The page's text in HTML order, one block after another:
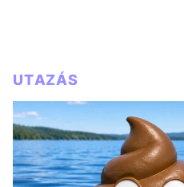
UTAZÁS